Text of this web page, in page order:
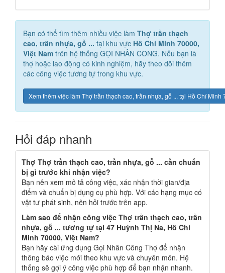
Bạn có thể tìm thêm nhiều việc làm Thợ trần thạch
cao, trần nhựa, gỗ ... tại khu vực Hồ Chí Minh 70000,
Việt Nam trên hệ thống GỌI NHÂN CÔNG. Nếu bạn là
thợ hoặc lao động có kinh nghiệm, hãy theo dõi thêm
các công việc tương tự trong khu vực.
Xem thêm việc làm Thợ trần thạch cao, trần nhựa, gỗ ... tại Hồ Chí Minh
Hỏi đáp nhanh
Thợ Thợ trần thạch cao, trần nhựa, gỗ ... cần chuẩn
bị gì trước khi nhận việc?
Bạn nên xem mô tả công việc, xác nhận thời gian/địa
điểm và chuẩn bị dụng cụ phù hợp. Với các hạng mục có
vật tư phát sinh, nên hỏi trước trên app.
Làm sao để nhận công việc Thợ trần thạch cao, trần
nhựa, gỗ ... tương tự tại 47 Huỳnh Thị Na, Hồ Chí
Minh 70000, Việt Nam?
Bạn hãy cài ứng dụng Gọi Nhân Công Thợ để nhận
thông báo việc mới theo khu vực và chuyên môn. Hệ
thống sẽ gợi ý công việc phù hợp để bạn nhận nhanh.